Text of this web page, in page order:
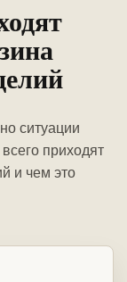
ситуации
приходят
и чем это